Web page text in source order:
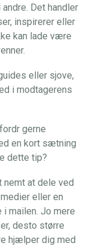
Det handler
inspirerer eller
kan lade være
eller sjove,
i modtagerens
gerne
en kort sætning
dette tip?
nemt at dele ved
eller en
i mailen. Jo mere
desto større
hjælper dig med